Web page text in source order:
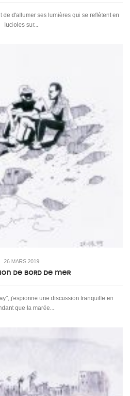
de d'allumer ses lumières qui se reflètent en
lucioles sur...
26 MARS 2019
de bord de mer
j'espionne une discussion tranquille en
que la marée...